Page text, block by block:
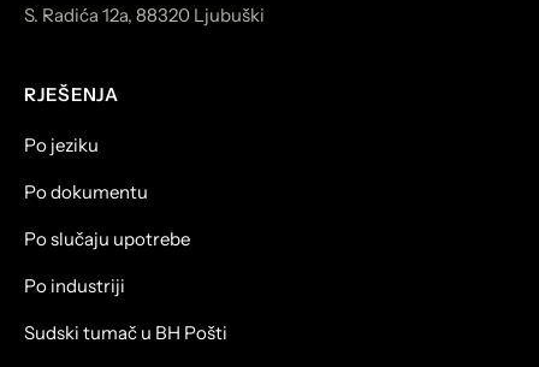
S. Radića 12a, 88320 Ljubuški
RJEŠENJA
Po jeziku
Po dokumentu
Po slučaju upotrebe
Po industriji
Sudski tumač u BH Pošti